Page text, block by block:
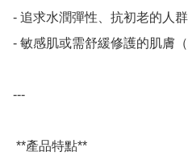
- 追求水潤彈性、抗初老的人群
- 敏感肌或需舒緩修護的肌膚
---